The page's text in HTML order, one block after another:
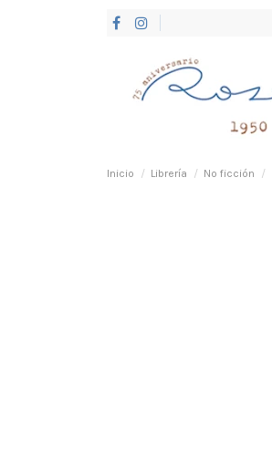
Inicio Librería No ficción